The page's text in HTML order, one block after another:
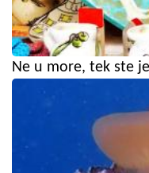
Ne u more, tek ste